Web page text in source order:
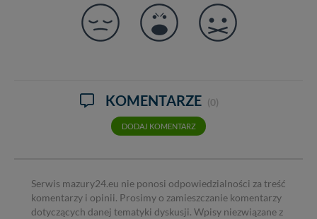
KOMENTARZE (0)
DODAJ KOMENTARZ
Serwis mazury24.eu nie ponosi odpowiedzialności za treść
komentarzy i opinii. Prosimy o zamieszczanie komentarzy
dotyczących danej tematyki dyskusji. Wpisy niezwiązane z
Wiejska 17, 11-500 Giżycko. Możesz z nami
skontaktować się za pośrednictwem tejstrony
W każdej chwili możesz: zażądać dostępu do swoich
praw w odniesieniu do informacji zawartych w plikach
tych plików - w pewnych przypadkach nie możemy tego
nowo...